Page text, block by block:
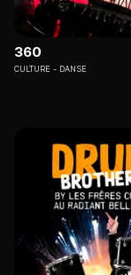
360
CULTURE DANSE